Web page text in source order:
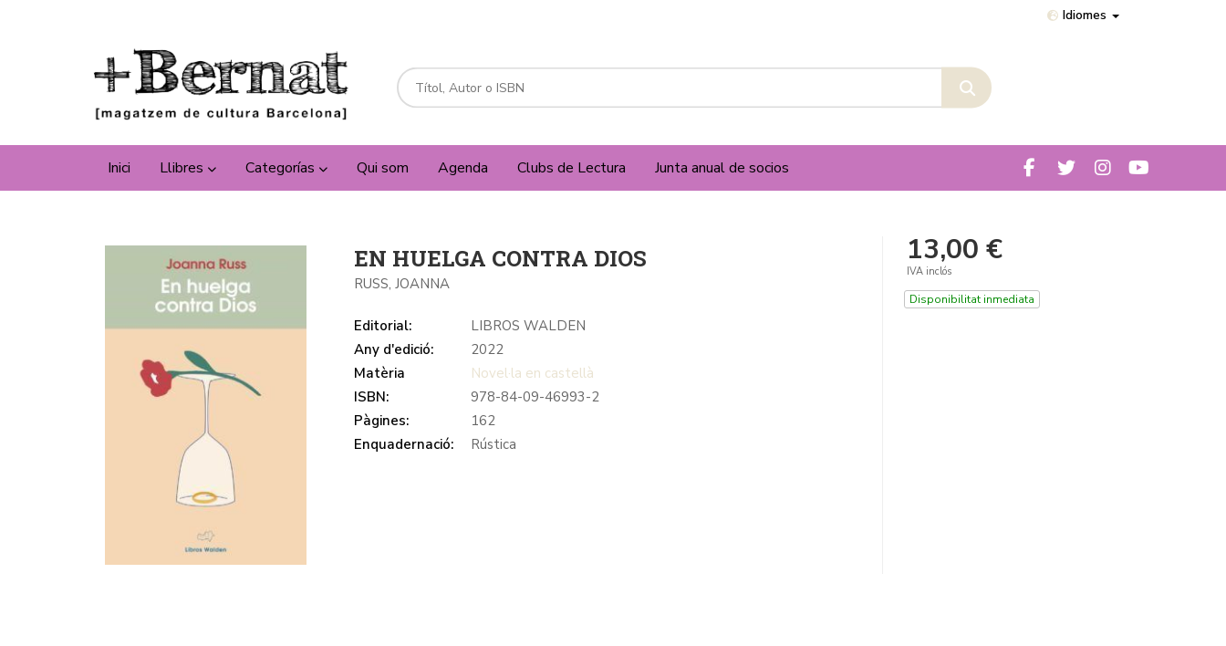
Idiomes
Inici Llibres Categorías Qui som Agenda Clubs de Lectura Junta anual de socios
EN HUELGA CONTRA DIOS
RUSS, JOANNA
Editorial:
LIBROS WALDEN
Any d'edició:
2022
Matèria
Novel·la en castellà
ISBN:
978-84-09-46993-2
Pàgines:
162
Enquadernació:
Rústica
13,00 €
IVA inclós
Disponibilitat inmediata